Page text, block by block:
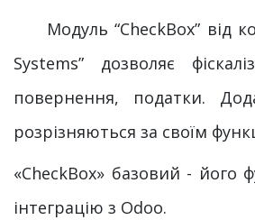
Модуль “CheckBox” від
Systems” дозволяє
повернення, податки.
розрізняються за своїм
«CheckBox» базовий - його
інтеграцію з Odoo.